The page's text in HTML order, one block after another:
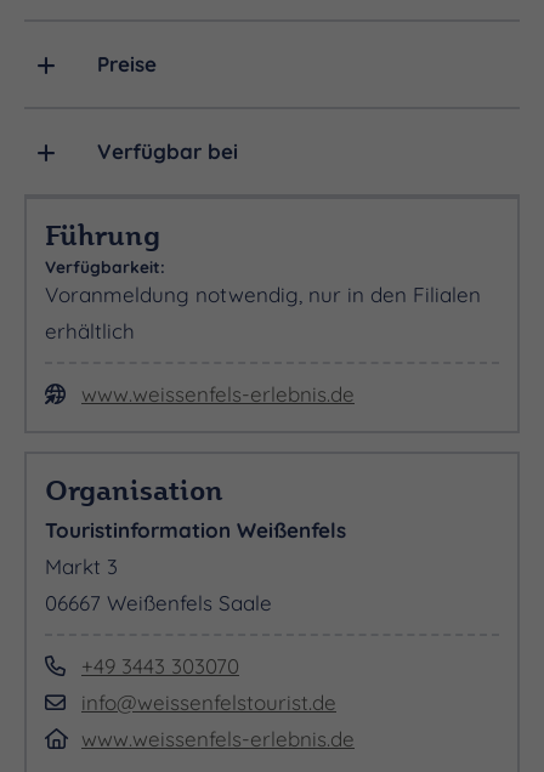
Preise
Verfügbar bei
Führung
Verfügbarkeit:
Voranmeldung notwendig, nur in den Filialen
erhältlich
www.weissenfels-erlebnis.de
Organisation
Touristinformation Weißenfels
Markt 3
06667 Weißenfels Saale
+49 3443 303070
info@weissenfelstourist.de
www.weissenfels-erlebnis.de